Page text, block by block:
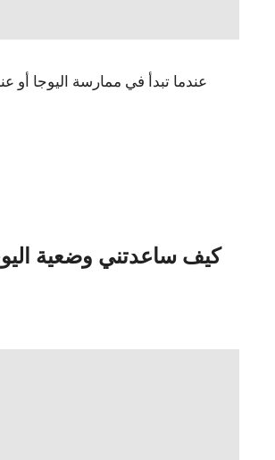
عندما تبدأ في ممارسة اليوجا أو
كيف ساعدتني وضعية